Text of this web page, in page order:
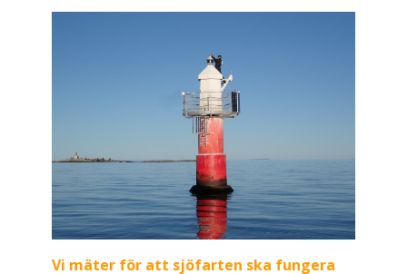
Vi mäter för att sjöfarten ska fungera